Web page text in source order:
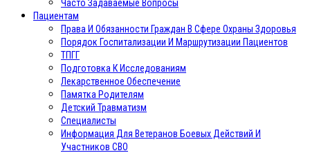
Часто Задаваемые Вопросы
Пациентам
Права И Обязанности Граждан В Сфере Охраны Здоровья
Порядок Госпитализации И Маршрутизации Пациентов
ТПГГ
Подготовка К Исследованиям
Лекарственное Обеспечение
Памятка Родителям
Детский Травматизм
Специалисты
Информация Для Ветеранов Боевых Действий И
Участников СВО